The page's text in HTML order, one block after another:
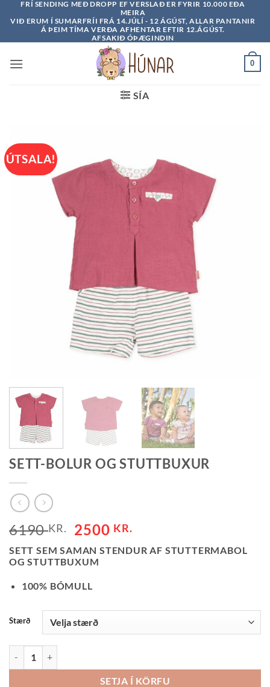
FRÍ SENDING MEÐ DROPP EF VERSLAÐ ER FYRIR 10.000 EÐA
MEIRA
VIÐ ERUM Í SUMARFRÍI FRÁ 14.JÚLÍ - 12 ÁGÚST, ALLAR PANTANIR
Á ÞEIM TÍMA VERÐA AFHENTAR EFTIR 12.ÁGÚST.
AFSAKIÐ ÓÞÆGINDIN
0
SÍA
ÚTSALA!
SETT-BOLUR OG STUTTBUXUR
6190KR.
ORIGINAL
PRICE
WAS:
2500 KR.CURRENT
PRICE
IS:
SETT SEM SAMAN STENDUR AF STUTTERMABOL
OG STUTTBUXUM
100% BÓMULL
Stærð
SETJA Í KÖRFU